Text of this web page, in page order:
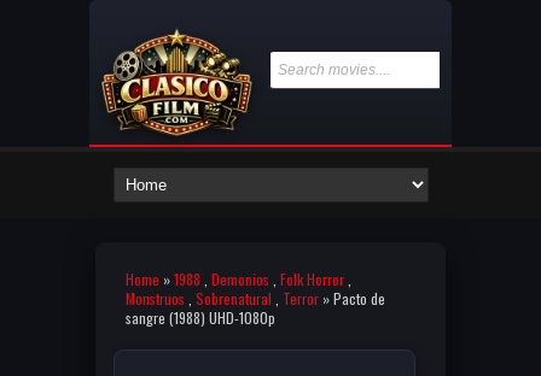
Home »1988 Demonios Folk Horror
Monstruos Sobrenatural Terror » Pacto de
sangre (1988) UHD-1080p